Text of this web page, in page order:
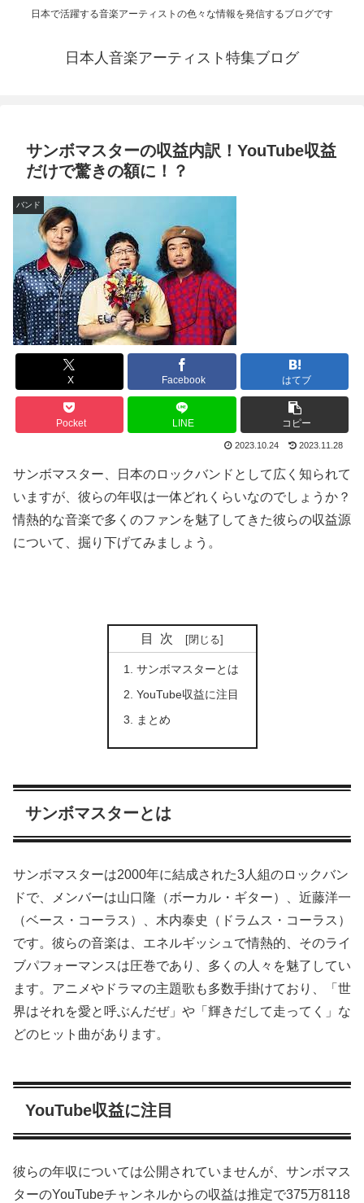
日本で活躍する音楽アーティストの色々な情報を発信するブログです
日本人音楽アーティスト特集ブログ
サンボマスターの収益内訳！YouTube収益
だけで驚きの額に！？
バンド
X Facebook はてブ
Pocket LINE コピー
2023.10.24 2023.11.28
サンボマスター、日本のロックバンドとして広く知られて
いますが、彼らの年収は一体どれくらいなのでしょうか？
情熱的な音楽で多くのファンを魅了してきた彼らの収益源
について、掘り下げてみましょう。
目次
サンボマスターとは
YouTube収益に注目
まとめ
サンボマスターとは
サンボマスターは2000年に結成された3人組のロックバン
ドで、メンバーは山口隆（ボーカル・ギター）、近藤洋一
（ベース・コーラス）、木内泰史（ドラムス・コーラス）
です。彼らの音楽は、エネルギッシュで情熱的、そのライ
ブパフォーマンスは圧巻であり、多くの人々を魅了してい
ます。アニメやドラマの主題歌も多数手掛けており、「世
界はそれを愛と呼ぶんだぜ」や「輝きだして走ってく」な
どのヒット曲があります。
YouTube収益に注目
彼らの年収については公開されていませんが、サンボマス
ターのYouTubeチャンネルからの収益は推定で375万8118